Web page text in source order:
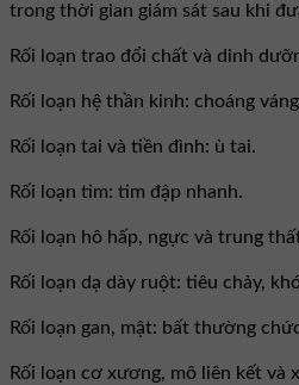
trong thời gian giám sát sau khi
Rối loạn trao đổi chất và dinh
Rối loạn hệ thần kinh: choáng
Rối loạn tai và tiền đình: ù tai.
Rối loạn tim: tim đập nhanh.
Rối loạn hô hấp, ngực và trung
Rối loạn dạ dày ruột: tiêu chảy,
Rối loạn gan, mật: bất thường
Rối loạn cơ xương, mô liên kết và